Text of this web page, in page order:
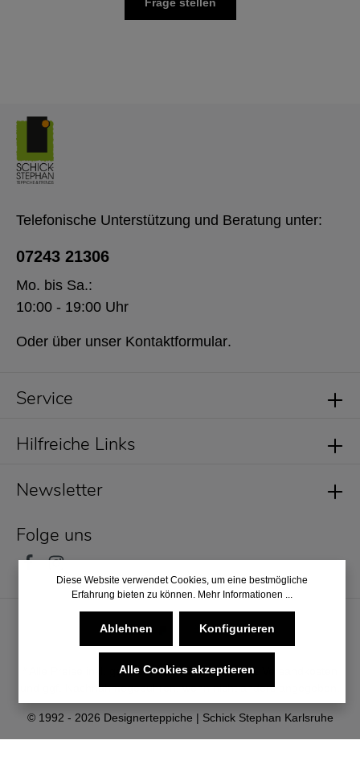
Frage stellen
Service
Newsletter
Folge uns
Telefonische Unterstützung und Beratung unter:
07243 21306
Mo. bis Sa.:
10:00 - 19:00 Uhr
Oder über unser Kontaktformular.
Hilfreiche Links
© 1992 - 2026 Designerteppiche | Schick Stephan Karlsruhe
* Alle Preise inkl. gesetzl. Mehrwertsteuer zzgl.
und ggf. Nachnahmegebühren, wenn nicht anders angegeben.
Diese Website verwendet Cookies, um eine bestmögliche
Erfahrung bieten zu können. Mehr Informationen ...
Ablehnen Konfigurieren
Alle Cookies akzeptieren